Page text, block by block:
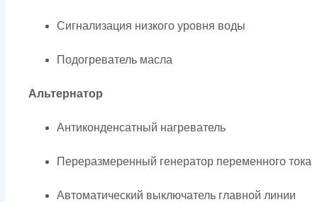
Сигнализация низкого уровня воды
Подогреватель масла
Альтернатор
Антиконденсатный нагреватель
Переразмеренный генератор переменного тока
Автоматический выключатель главной линии